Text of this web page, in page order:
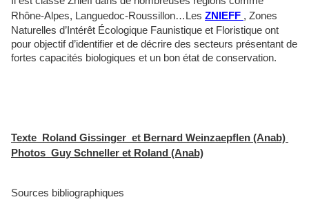
Rhône-Alpes, Languedoc-Roussillon… Les ZNIEFF , Zones
Naturelles d’Intérêt Écologique Faunistique et Floristique ont
pour objectif d’identifier et de décrire des secteurs présentant de
fortes capacités biologiques et un bon état de conservation.
Texte Roland Gissinger et Bernard Weinzaepflen (Anab)
Photos Guy Schneller et Roland (Anab)
Sources bibliographiques